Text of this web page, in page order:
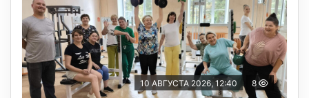
10 АВГУСТА 2026, 12:40 8